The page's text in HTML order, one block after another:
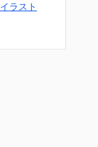
イラスト